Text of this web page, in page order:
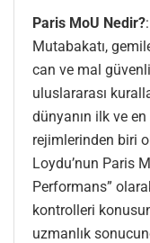
Paris MoU Nedir?
Mutabakatı,
can ve mal
uluslararası
dünyanın ilk ve
rejimlerinden biri
Loydu’nun Paris
Performans”
kontrolleri
uzmanlık